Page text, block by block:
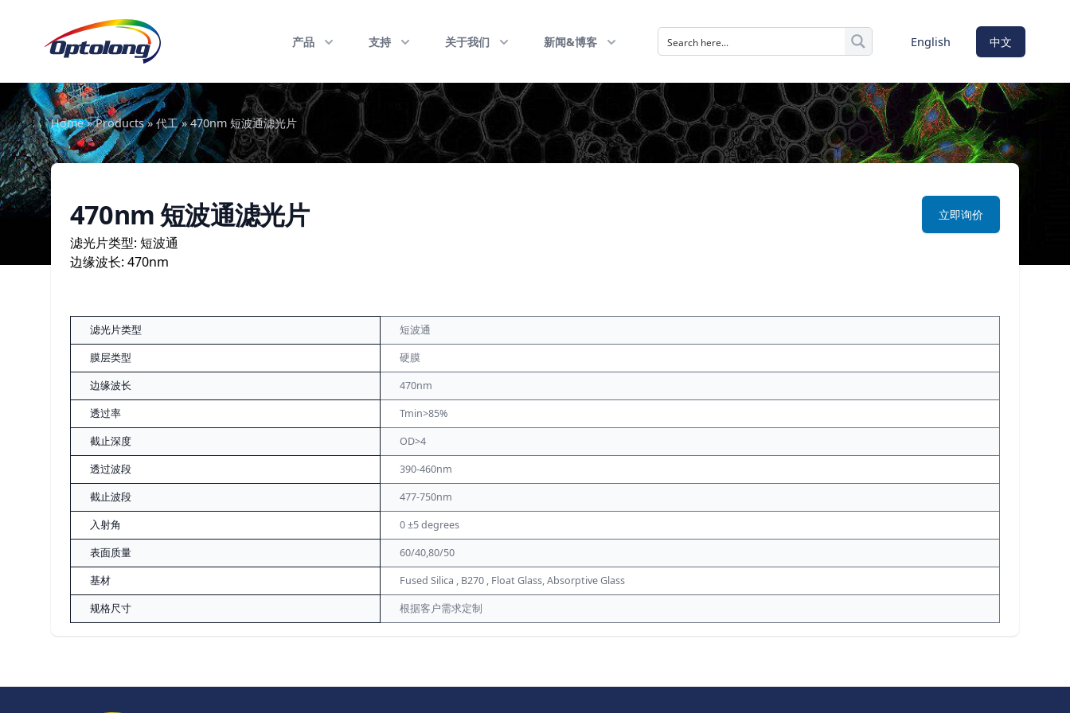
The Logo of Optolong Optics Co., Ltd.
产品 支持 关于我们 新闻&博客 English 中文
Home»Products» 代工»470nm 短波通滤光片
470nm 短波通滤光片 立即询价
滤光片类型: 短波通
边缘波长: 470nm
滤光片类型 短波通
膜层类型 硬膜
边缘波长 470nm
透过率 Tmin>85%
截止深度 OD>4
透过波段 390-460nm
截止波段 477-750nm
入射角 0 ±5 degrees
表面质量 60/40,80/50
基材 Fused Silica , B270 , Float Glass, Absorptive Glass
规格尺寸 根据客户需求定制